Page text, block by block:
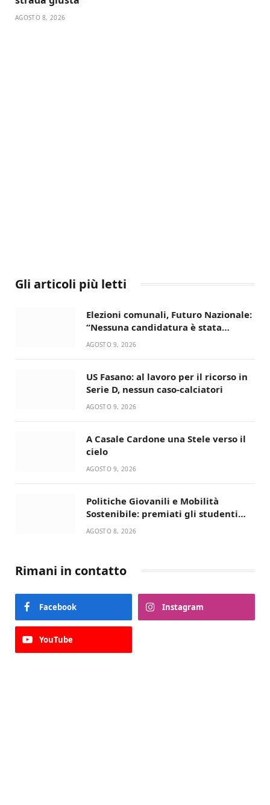
AGOSTO 8, 2026
Gli articoli più letti
Elezioni comunali, Futuro Nazionale:
“Nessuna candidatura è stata
ancora decisa”
AGOSTO 9, 2026
US Fasano: al lavoro per il ricorso in
Serie D, nessun caso-calciatori
AGOSTO 9, 2026
A Casale Cardone una Stele verso il
cielo
AGOSTO 9, 2026
Politiche Giovanili e Mobilità
Sostenibile: premiati gli studenti
universitari del bando “La strada
AGOSTO 8, 2026
Rimani in contatto
Facebook Instagram
YouTube